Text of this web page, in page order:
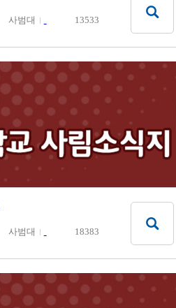
사범대 13533
사범대 18383